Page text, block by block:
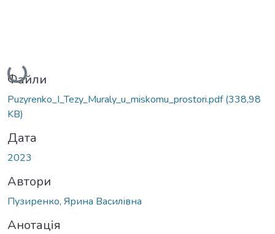
Вантажиться...
Файли
Puzyrenko_I_Tezy_Muraly_u_miskomu_prostori.pdf(338,98
KB)
Дата
2023
Автори
Пузиренко, Ярина Василівна
Анотація